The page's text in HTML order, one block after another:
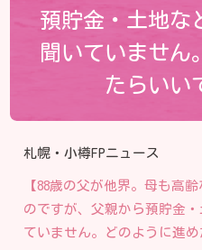
預貯金・土地な
聞いていません
たらいい
札幌・小樽FPニュース
【88歳の父が他界。母も高
のですが、父親から預貯金
ていません。どのように進め